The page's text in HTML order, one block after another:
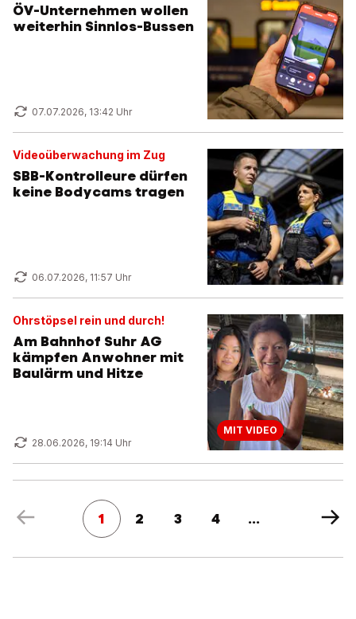
ÖV-Unternehmen wollen
weiterhin Sinnlos-Bussen
07.07.2026, 13:42 Uhr
Videoüberwachung im Zug
SBB-Kontrolleure dürfen
keine Bodycams tragen
06.07.2026, 11:57 Uhr
Ohrstöpsel rein und durch!
Am Bahnhof Suhr AG
kämpfen Anwohner mit
Baulärm und Hitze
28.06.2026, 19:14 Uhr
MIT VIDEO
1 2 3 4 ...